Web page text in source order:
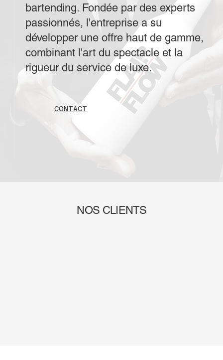
CONTACT
bartending. Fondée par des experts
passionnés, l'entreprise a su
développer une offre haut de gamme,
combinant l'art du spectacle et la
rigueur du service de luxe.
NOS CLIENTS